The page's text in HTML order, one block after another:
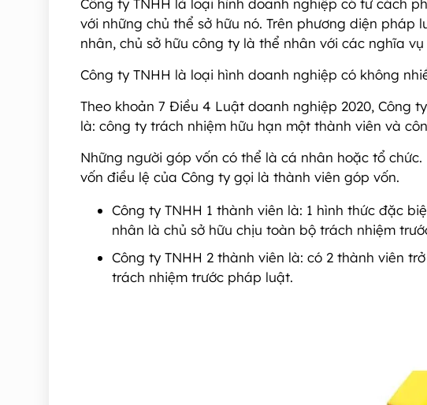
Công ty TNHH là loại hình doanh nghiệp có tư cách
với những chủ thể sở hữu nó. Trên phương diện
nhân, chủ sở hữu công ty là thể nhân với các nghĩa
Công ty TNHH là loại hình doanh nghiệp có không
Theo khoản 7 Điều 4 Luật doanh nghiệp 2020, Công
là: công ty trách nhiệm hữu hạn một thành viên và
Những người góp vốn có thể là cá nhân hoặc tổ
vốn điều lệ của Công ty gọi là thành viên góp vốn.
Công ty TNHH 1 thành viên là: 1 hình thức đặc
nhân là chủ sở hữu chịu toàn bộ trách nhiệm
Công ty TNHH 2 thành viên là: có 2 thành viên
trách nhiệm trước pháp luật.